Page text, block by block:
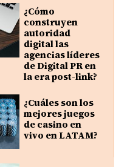
¿Cómo
construyen
autoridad
digital las
agencias líderes
de Digital PR en
la era post-link?
¿Cuáles son los
mejores juegos
de casino en
vivo en LATAM?